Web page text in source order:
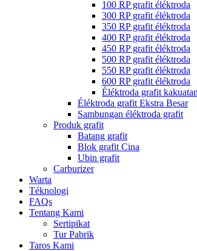
100 RP grafit éléktroda
300 RP grafit éléktroda
350 RP grafit éléktroda
400 RP grafit éléktroda
450 RP grafit éléktroda
500 RP grafit éléktroda
550 RP grafit éléktroda
600 RP grafit éléktroda
Éléktroda grafit
Éléktroda grafit Ekstra Besar
Sambungan éléktroda grafit
Produk grafit
Batang grafit
Blok grafit Cina
Ubin grafit
Carburizer
Warta
Téknologi
FAQs
Tentang Kami
Sertipikat
Tur Pabrik
Taros Kami